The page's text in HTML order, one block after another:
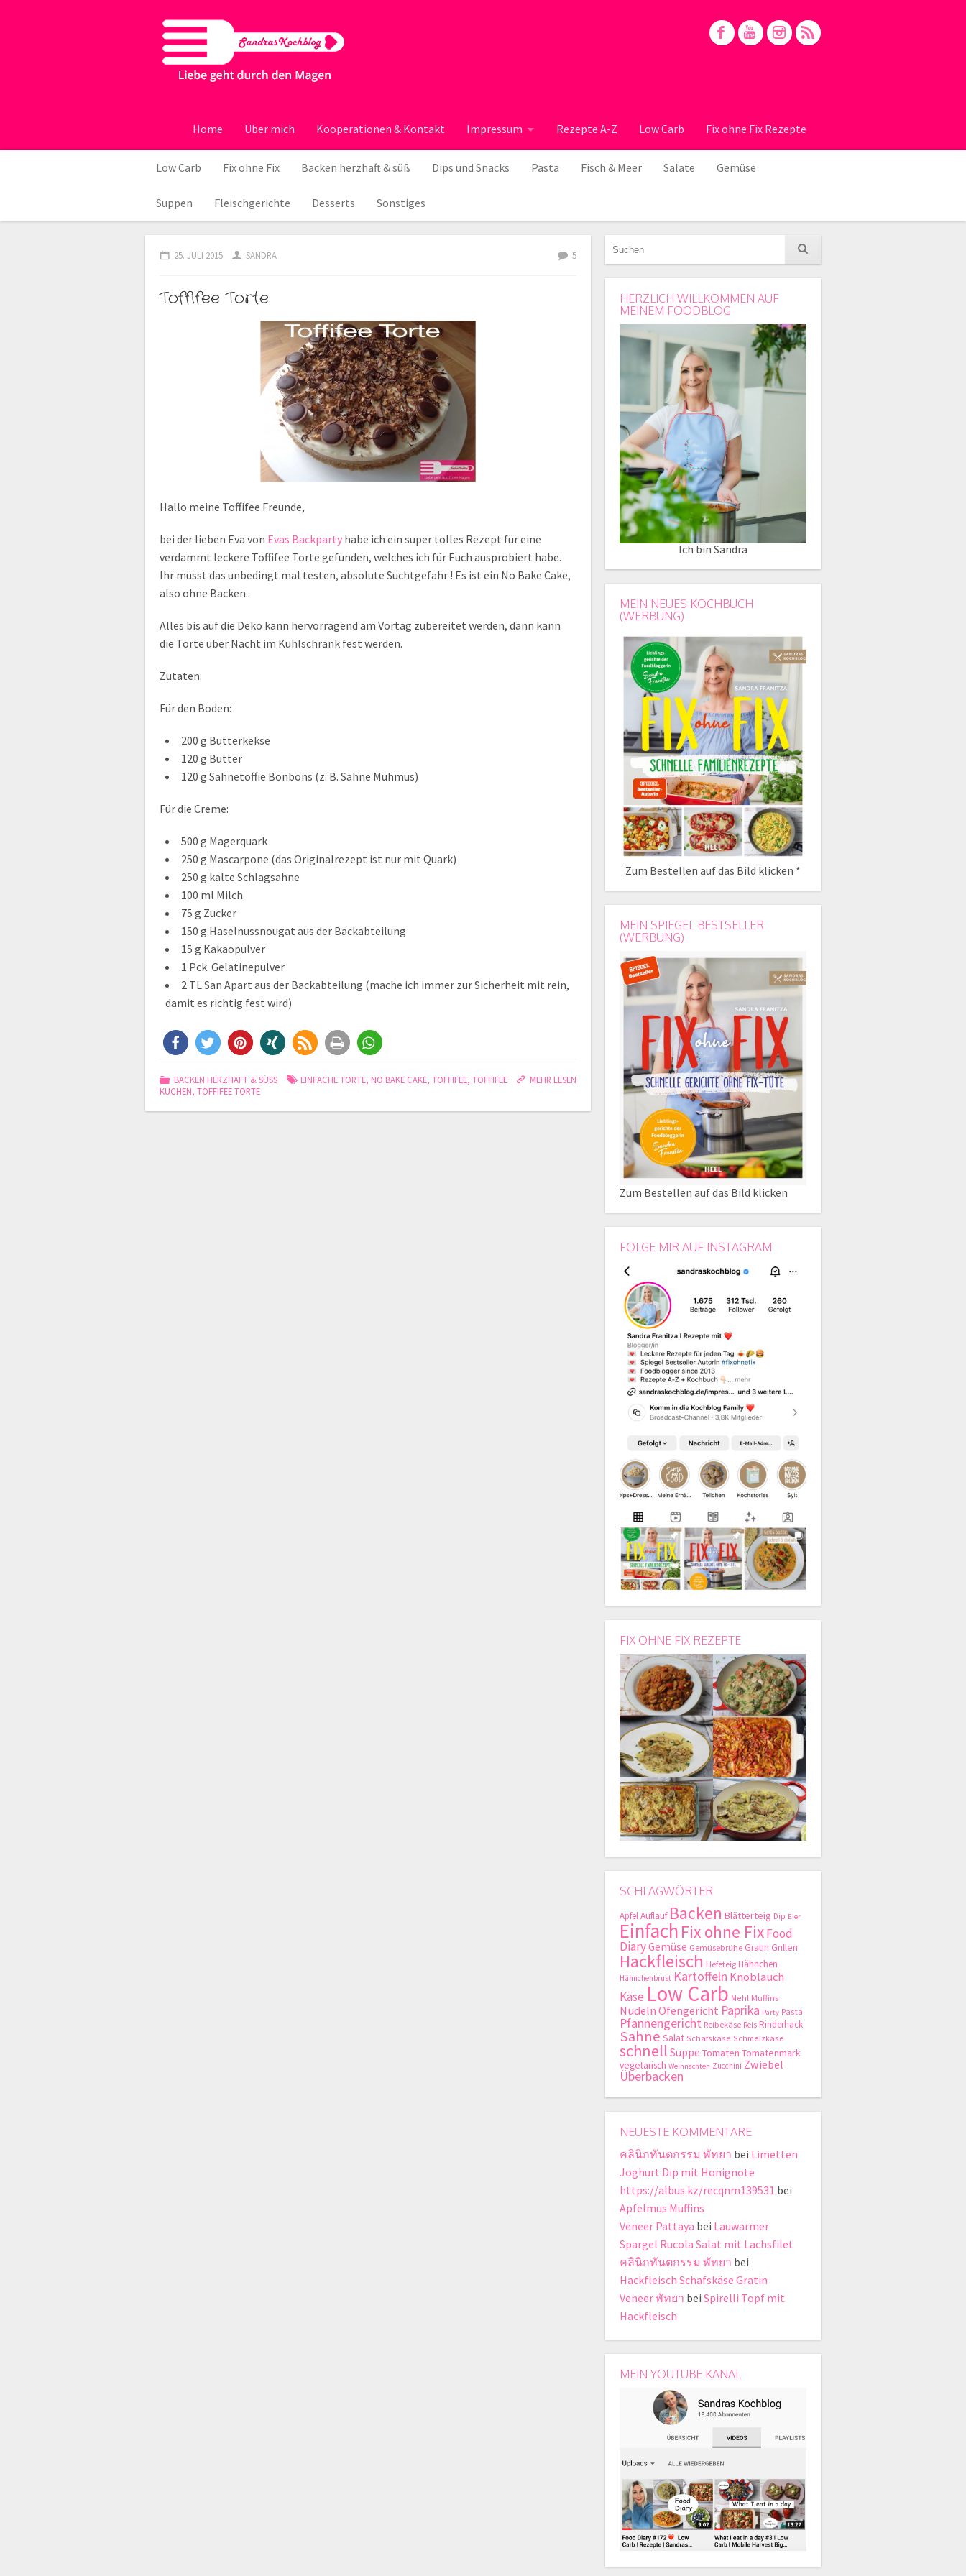
Home Über mich Kooperationen & Kontakt Impressum Rezepte A-Z Low Carb Fix ohne Fix Rezepte
Low Carb Fix ohne Fix Backen herzhaft & süß Dips und Snacks Pasta Fisch & Meer Salate Gemüse
Suppen Fleischgerichte Desserts Sonstiges
25. JULI 2015 SANDRA 5
Toffifee Torte
Hallo meine Toffifee Freunde,
bei der lieben Eva von Evas Backparty habe ich ein super tolles Rezept für eine
verdammt leckere Toffifee Torte gefunden, welches ich für Euch ausprobiert habe.
Ihr müsst das unbedingt mal testen, absolute Suchtgefahr ! Es ist ein No Bake Cake,
also ohne Backen..
Alles bis auf die Deko kann hervorragend am Vortag zubereitet werden, dann kann
die Torte über Nacht im Kühlschrank fest werden.
Zutaten:
Für den Boden:
200 g Butterkekse
120 g Butter
120 g Sahnetoffie Bonbons (z. B. Sahne Muhmus)
Für die Creme:
500 g Magerquark
250 g Mascarpone (das Originalrezept ist nur mit Quark)
250 g kalte Schlagsahne
100 ml Milch
75 g Zucker
150 g Haselnussnougat aus der Backabteilung
15 g Kakaopulver
1 Pck. Gelatinepulver
2 TL San Apart aus der Backabteilung (mache ich immer zur Sicherheit mit rein,
damit es richtig fest wird)
MEHR LESEN
BACKEN HERZHAFT & SÜSS EINFACHE TORTE, NO BAKE CAKE,TOFFIFEE,TOFFIFEE
KUCHEN, TOFFIFEE TORTE
HERZLICH WILLKOMMEN AUF
MEINEM FOODBLOG
Ich bin Sandra
MEIN NEUES KOCHBUCH
(WERBUNG)
Zum Bestellen auf das Bild klicken *
MEIN SPIEGEL BESTSELLER
(WERBUNG)
Zum Bestellen auf das Bild klicken
FOLGE MIR AUF INSTAGRAM
FIX OHNE FIX REZEPTE
SCHLAGWÖRTER
ApfelAuflauf Backen Blätterteig Dip Eier
Einfach Fix ohne FixFood
DiaryGemüse Gemüsebrühe Gratin Grillen
Hackfleisch Hefeteig Hähnchen
Hähnchenbrust Kartoffeln Knoblauch
Käse Low Carb Mehl Muffins
NudelnOfengericht Paprika Party Pasta
Pfannengericht Reibekäse Reis Rinderhack
Sahne Salat Schafskäse Schmelzkäse
schnell Suppe Tomaten Tomatenmark
vegetarisch Weihnachten Zucchini Zwiebel
Überbacken
NEUESTE KOMMENTARE
คลินิกทันตกรรม พัทยา bei Limetten
Joghurt Dip mit Honignote
https://albus.kz/recqnm139531 bei
Apfelmus Muffins
Veneer Pattaya bei Lauwarmer
Spargel Rucola Salat mit Lachsfilet
คลินิกทันตกรรม พัทยา bei
Hackfleisch Schafskäse Gratin
Veneer พัทยา bei Spirelli Topf mit
Hackfleisch
MEIN YOUTUBE KANAL